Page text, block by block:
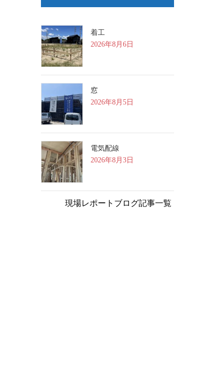
着工
2026年8月6日
窓
2026年8月5日
電気配線
2026年8月3日
現場レポートブログ記事一覧